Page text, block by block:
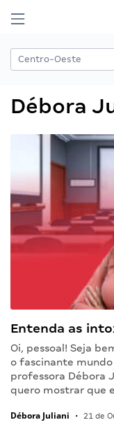
Débora
Entenda as
Oi, pessoal! Seja
o fascinante mundo
professora Débora
quero mostrar que
Débora Juliani • 21 de